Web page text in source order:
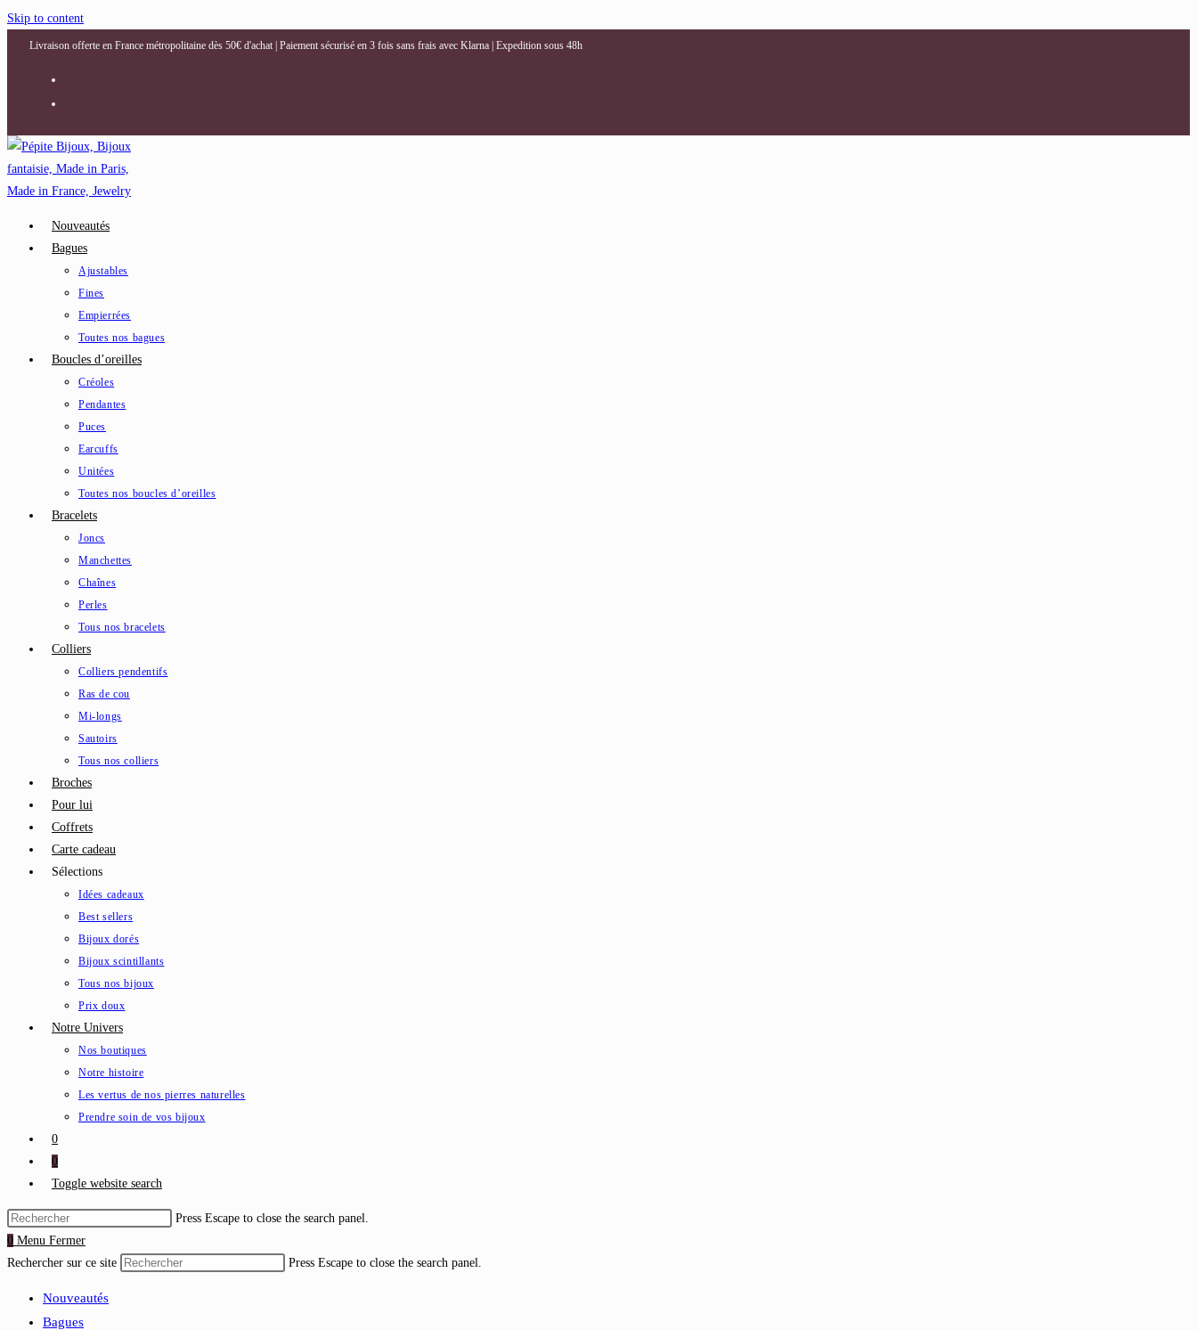
Skip to content
Livraison offerte en France métropolitaine dès 50€ d'achat | Paiement sécurisé en 3 fois sans frais avec Klarna | Expedition sous 48h
Nouveautés
Bagues
Ajustables
Fines
Empierrées
Toutes nos bagues
Boucles d’oreilles
Créoles
Pendantes
Puces
Earcuffs
Unitées
Toutes nos boucles d’oreilles
Bracelets
Joncs
Manchettes
Chaînes
Perles
Tous nos bracelets
Colliers
Colliers pendentifs
Ras de cou
Mi-longs
Sautoirs
Tous nos colliers
Broches
Pour lui
Coffrets
Carte cadeau
Sélections
Idées cadeaux
Best sellers
Bijoux dorés
Bijoux scintillants
Tous nos bijoux
Prix doux
Notre Univers
Nos boutiques
Notre histoire
Les vertus de nos pierres naturelles
Prendre soin de vos bijoux
0
0
Toggle website search
Press Escape to close the search panel.
0 Menu Fermer
Rechercher sur ce site
Press Escape to close the search panel.
Nouveautés
Bagues